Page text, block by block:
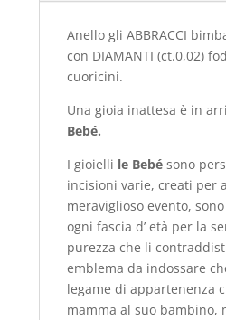
Anello gli ABBRACCI
con DIAMANTI (ct.0,02)
cuoricini.
Una gioia inattesa è in
Bebé.
I gioielli le Bebé sono
incisioni varie, creati per
meraviglioso evento,
ogni fascia d’ età per la
purezza che li
emblema da indossare
legame di appartenenza
mamma al suo bambino,